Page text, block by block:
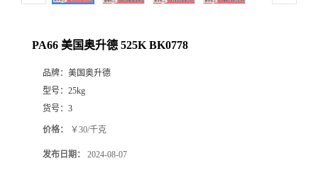
PA66 美国奥升德 525K BK0778
品牌： 美国奥升德
型号： 25kg
货号： 3
价格： ￥30/千克
发布日期： 2024-08-07